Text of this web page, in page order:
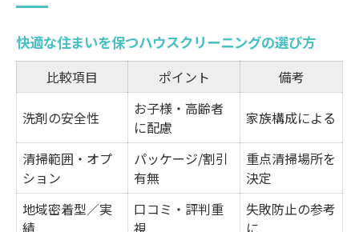
快適な住まいを保つハウスクリーニングの選び方
比較項目 ポイント 備考
洗剤の安全性
お子様・高齢者
に配慮
家族構成による
清掃範囲・オプ
ション
パッケージ/割引
有無
重点清掃場所を
決定
地域密着型／実
績
口コミ・評判重
視
失敗防止の参考
に